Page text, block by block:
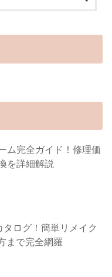
ム完全ガイド！修理価
を詳細解説
タログ！簡単リメイク
まで完全網羅